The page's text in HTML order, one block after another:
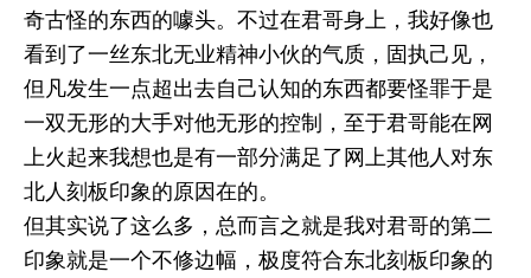
奇古怪的东西的噱头。不过在君哥身上，我好像也
看到了一丝东北无业精神小伙的气质，固执己见，
但凡发生一点超出去自己认知的东西都要怪罪于是
一双无形的大手对他无形的控制，至于君哥能在网
上火起来我想也是有一部分满足了网上其他人对东
北人刻板印象的原因在的。
但其实说了这么多，总而言之就是我对君哥的第二
印象就是一个不修边幅，极度符合东北刻板印象的